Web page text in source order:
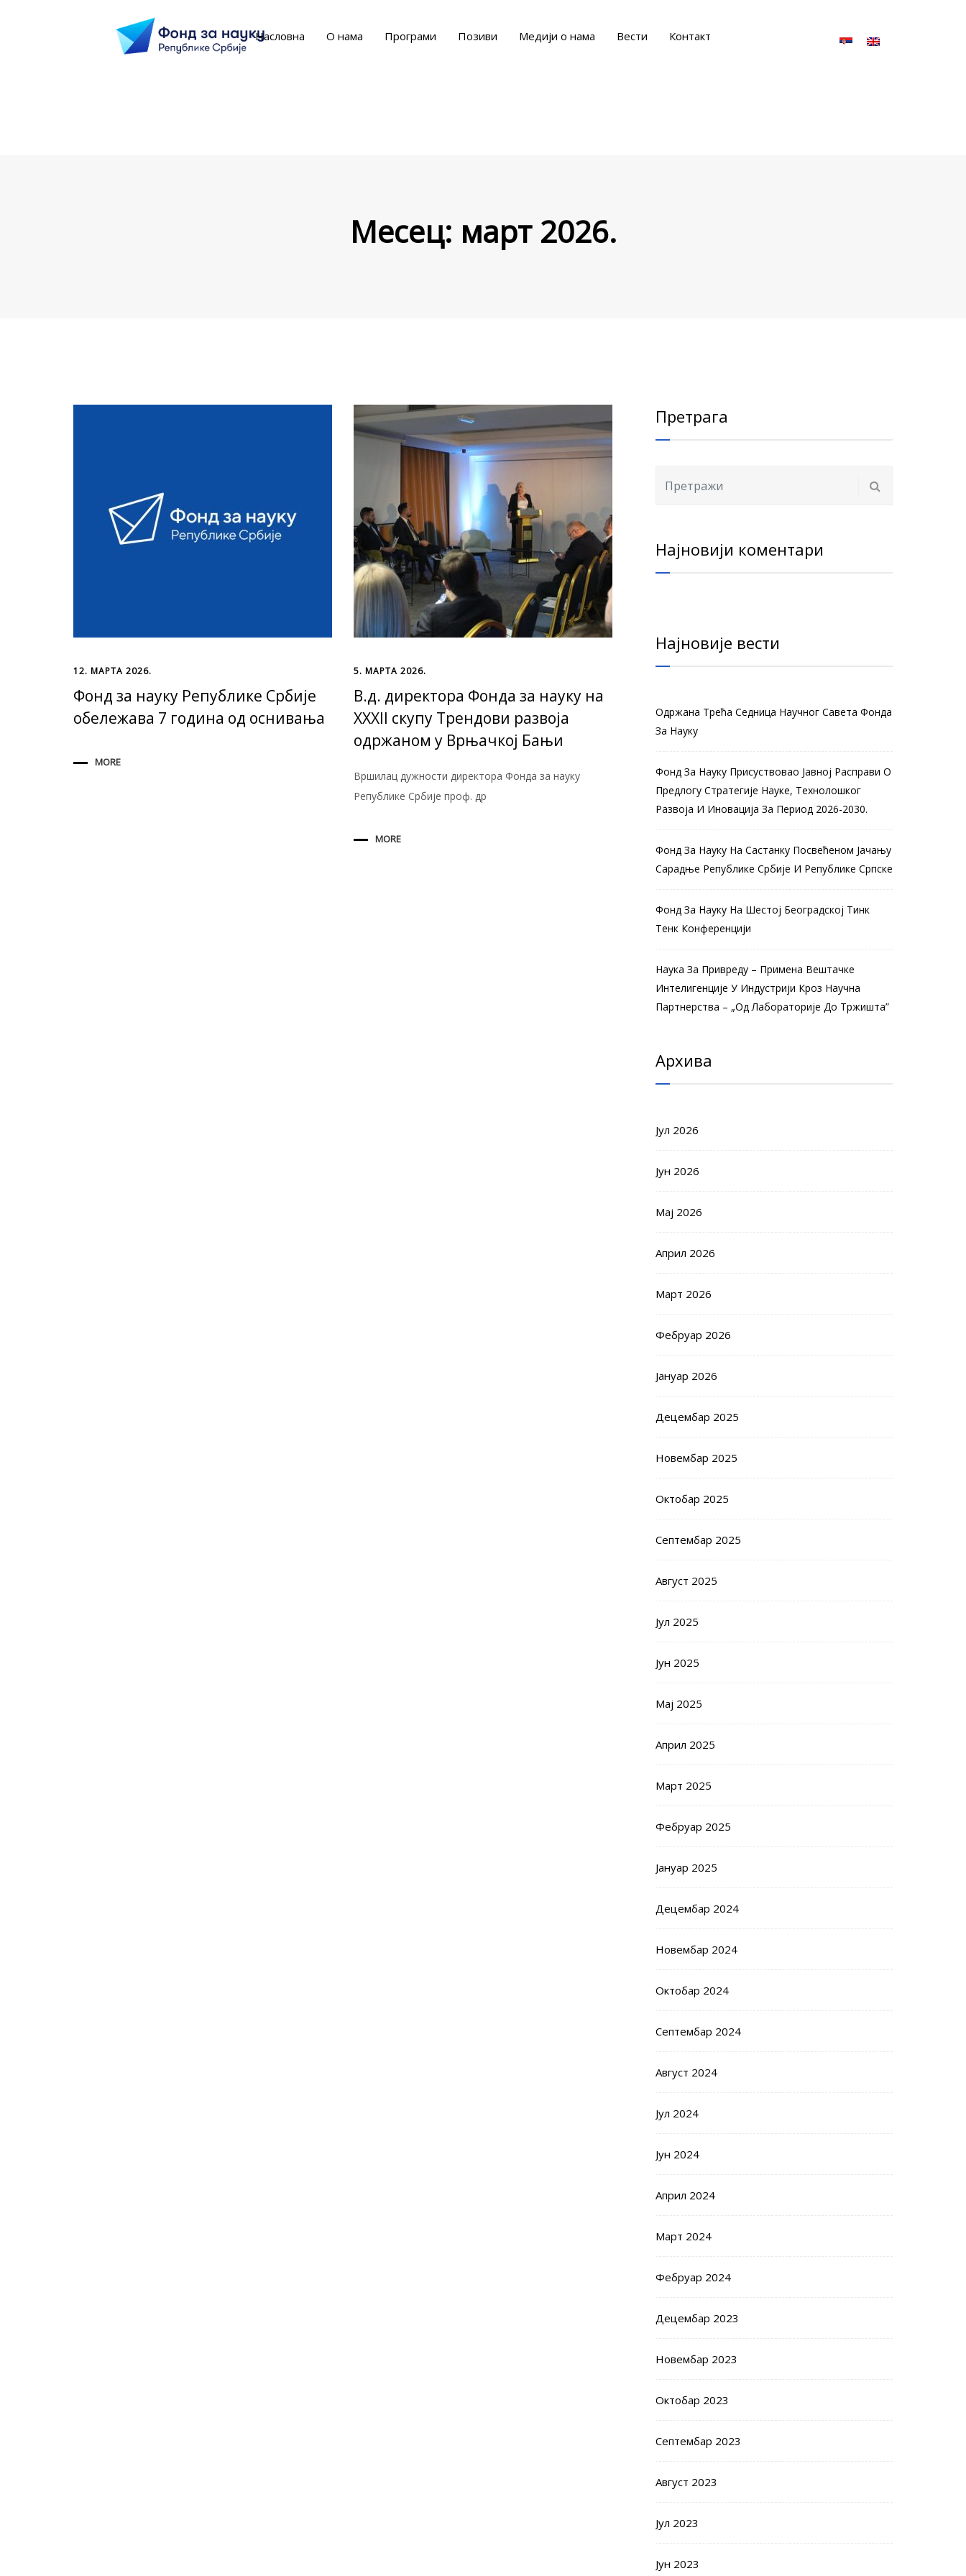
Насловна О нама Програми Позиви Медији о нама Вести Контакт
Месец: март 2026.
12. МАРТА 2026.
Фонд за науку Републике Србије
обележава 7 година од оснивања
MORE
5. МАРТА 2026.
В.д. директора Фонда за науку на
XXXII скупу Трендови развоја
одржаном у Врњачкој Бањи
Вршилац дужности директора Фонда за науку
Републике Србије проф. др
MORE
Претрага
Најновији коментари
Најновије вести
Одржана Трећа Седница Научног Савета Фонда
За Науку
Фонд За Науку Присуствовао Јавној Расправи О
Предлогу Стратегије Науке, Технолошког
Развоја И Иновација За Период 2026-2030.
Фонд За Науку На Састанку Посвећеном Јачању
Сарадње Републике Србије И Републике Српске
Фонд За Науку На Шестој Београдској Тинк
Тенк Конференцији
Наука За Привреду – Примена Вештачке
Интелигенције У Индустрији Кроз Научна
Партнерства – „Од Лабораторије До Тржишта”
Архива
Јул 2026
Јун 2026
Мај 2026
Април 2026
Март 2026
Фебруар 2026
Јануар 2026
Децембар 2025
Новембар 2025
Октобар 2025
Септембар 2025
Август 2025
Јул 2025
Јун 2025
Мај 2025
Април 2025
Март 2025
Фебруар 2025
Јануар 2025
Децембар 2024
Новембар 2024
Октобар 2024
Септембар 2024
Август 2024
Јул 2024
Јун 2024
Април 2024
Март 2024
Фебруар 2024
Децембар 2023
Новембар 2023
Октобар 2023
Септембар 2023
Август 2023
Јул 2023
Јун 2023